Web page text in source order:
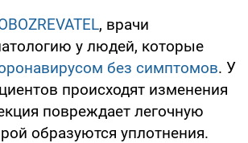
, врачи
у людей, которые
без симптомов. У
происходят изменения
повреждает легочную
образуются уплотнения.